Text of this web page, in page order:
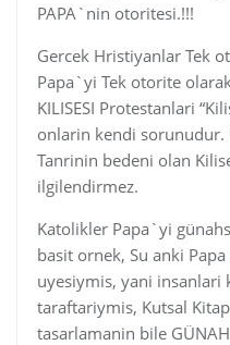
PAPA`nin otoritesi.!!!
Gercek Hristiyanlar Tek
Papa`yi Tek otorite
KILISESI Protestanlari
onlarin kendi sorunudur.
Tanrinin bedeni olan
ilgilendirmez.
Katolikler Papa`yi
basit ornek, Su anki
uyesiymis, yani
taraftariymis, Kutsal
tasarlamanin bile